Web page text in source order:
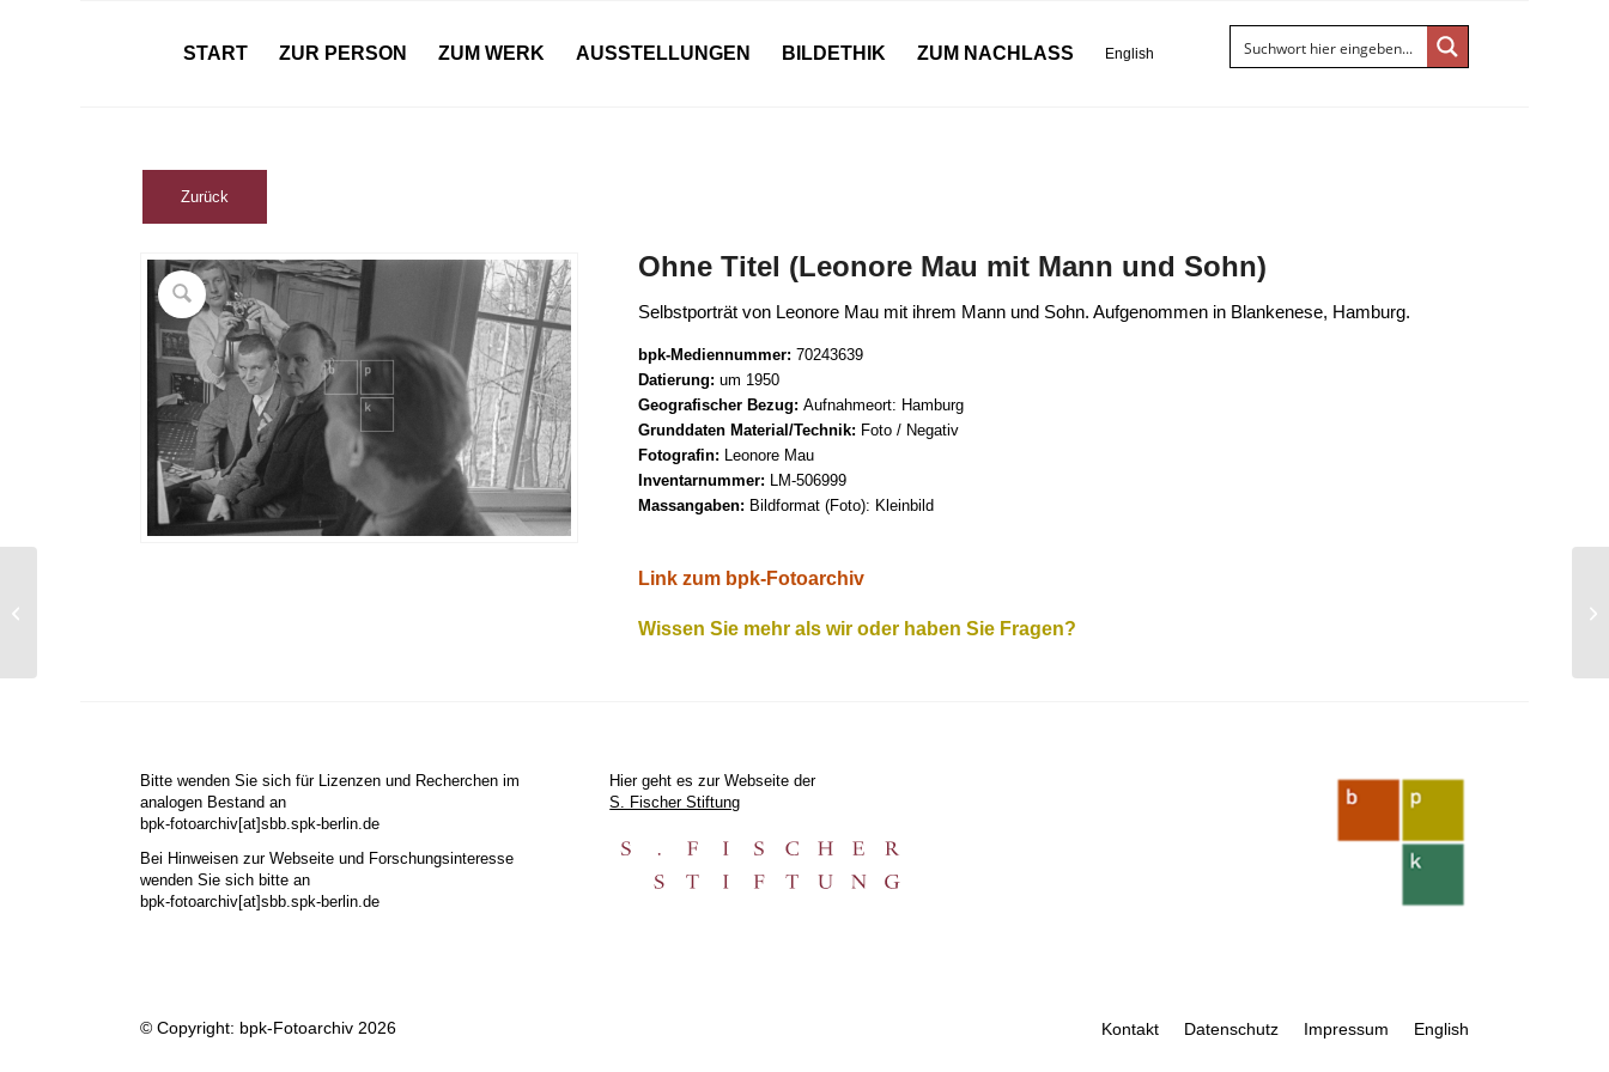
START ZUR PERSON ZUM WERK AUSSTELLUNGEN BILDETHIK ZUM NACHLASS English
Ohne Titel (Leonore Mau mit Mann und Sohn)
Selbstporträt von Leonore Mau mit ihrem Mann und Sohn. Aufgenommen in Blankenese, Hamburg.
bpk-Mediennummer:70243639
Datierung:um 1950
Geografischer Bezug:Aufnahmeort: Hamburg
Grunddaten Material/Technik: Foto / Negativ
Fotografin:
Leonore Mau
Inventarnummer:
LM-506999
Massangaben: Bildformat (Foto): Kleinbild
Link zum bpk-Fotoarchiv
Wissen Sie mehr als wir oder haben Sie Fragen?
Bitte wenden Sie sich für Lizenzen und Recherchen im
analogen Bestand an
bpk-fotoarchiv[at]sbb.spk-berlin.de
Bei Hinweisen zur Webseite und Forschungsinteresse
wenden Sie sich bitte an
bpk-fotoarchiv[at]sbb.spk-berlin.de
Hier geht es zur Webseite der
S. Fischer Stiftung
© Copyright: bpk-Fotoarchiv 2026 Kontakt Datenschutz Impressum English